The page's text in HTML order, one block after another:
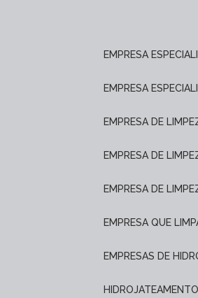
EMPRESA
EMPRESA
EMPRESA DE
EMPRESA DE
EMPRESA DE
EMPRESA QUE
EMPRESAS DE